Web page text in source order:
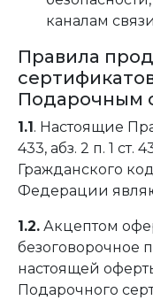
каналам связи
Правила
Подарочным
1.1. Настоящие
433, абз. 2 п. 1 ст.
Гражданского
Федерации
1.2. Акцептом
безоговорочное
настоящей
Подарочного